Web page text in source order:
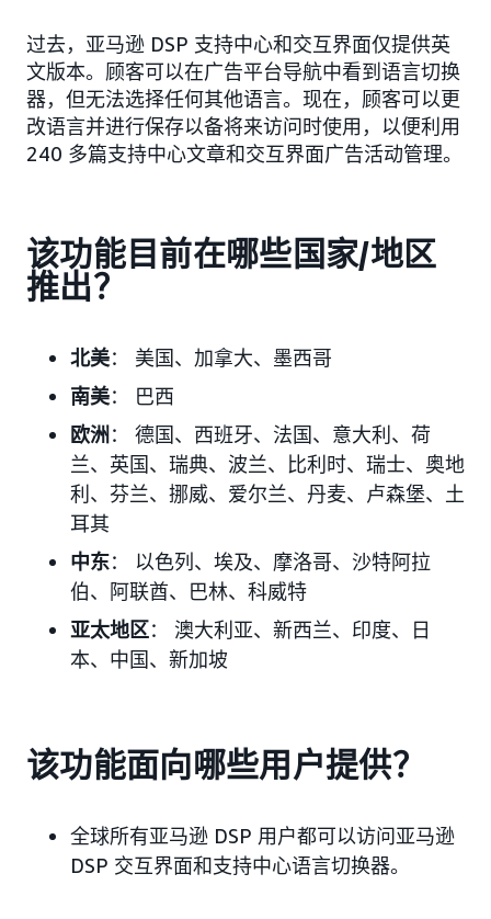
过去，亚马逊 DSP 支持中心和交互界面仅提供英
文版本。顾客可以在广告平台导航中看到语言切换
器，但无法选择任何其他语言。现在，顾客可以更
改语言并进行保存以备将来访问时使用，以便利用
240 多篇支持中心文章和交互界面广告活动管理。
该功能目前在哪些国家/地区
推出？
北美： 美国、加拿大、墨西哥
南美： 巴西
欧洲 ： 德国、西班牙、法国、意大利、荷
兰、英国、瑞典、波兰、比利时、瑞士、奥地
利、芬兰、挪威、爱尔兰、丹麦、卢森堡、土
耳其
中东： 以色列、埃及、摩洛哥、沙特阿拉
伯、阿联酋、巴林、科威特
亚太地区： 澳大利亚、新西兰、印度、日
本、中国、新加坡
该功能面向哪些用户提供？
全球所有亚马逊 DSP 用户都可以访问亚马逊
DSP 交互界面和支持中心语言切换器。